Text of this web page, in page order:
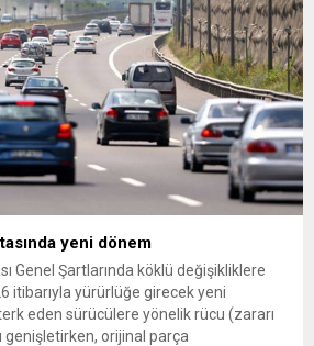
yeni dönem
Genel Şartlarında köklü değişikliklere
itibarıyla yürürlüğe girecek yeni
eden sürücülere yönelik rücu (zararı
genişletirken, orijinal parça